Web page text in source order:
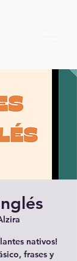
nativos!
frases y